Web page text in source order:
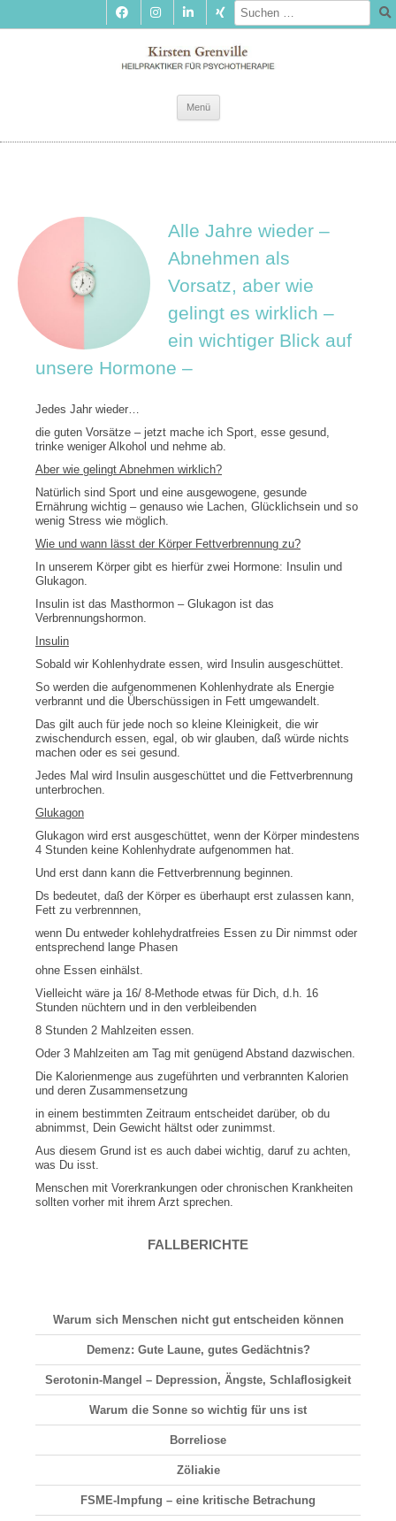
Menü
springen
Alle Jahre wieder –
Abnehmen als
Vorsatz, aber wie
gelingt es wirklich –
ein wichtiger Blick auf
unsere Hormone –
Jedes Jahr wieder…
die guten Vorsätze – jetzt mache ich Sport, esse gesund,
trinke weniger Alkohol und nehme ab.
Aber wie gelingt Abnehmen wirklich?
Natürlich sind Sport und eine ausgewogene, gesunde
Ernährung wichtig – genauso wie Lachen, Glücklichsein und so
wenig Stress wie möglich.
Wie und wann lässt der Körper Fettverbrennung zu?
In unserem Körper gibt es hierfür zwei Hormone: Insulin und
Glukagon.
Insulin ist das Masthormon – Glukagon ist das
Verbrennungshormon.
Insulin
Sobald wir Kohlenhydrate essen, wird Insulin ausgeschüttet.
So werden die aufgenommenen Kohlenhydrate als Energie
verbrannt und die Überschüssigen in Fett umgewandelt.
Das gilt auch für jede noch so kleine Kleinigkeit, die wir
zwischendurch essen, egal, ob wir glauben, daß würde nichts
machen oder es sei gesund.
Jedes Mal wird Insulin ausgeschüttet und die Fettverbrennung
unterbrochen.
Glukagon
Glukagon wird erst ausgeschüttet, wenn der Körper mindestens
4 Stunden keine Kohlenhydrate aufgenommen hat.
Und erst dann kann die Fettverbrennung beginnen.
Ds bedeutet, daß der Körper es überhaupt erst zulassen kann,
Fett zu verbrennnen,
wenn Du entweder kohlehydratfreies Essen zu Dir nimmst oder
entsprechend lange Phasen
ohne Essen einhälst.
Vielleicht wäre ja 16/ 8-Methode etwas für Dich, d.h. 16
Stunden nüchtern und in den verbleibenden
8 Stunden 2 Mahlzeiten essen.
Oder 3 Mahlzeiten am Tag mit genügend Abstand dazwischen.
Die Kalorienmenge aus zugeführten und verbrannten Kalorien
und deren Zusammensetzung
in einem bestimmten Zeitraum entscheidet darüber, ob du
abnimmst, Dein Gewicht hältst oder zunimmst.
Aus diesem Grund ist es auch dabei wichtig, daruf zu achten,
was Du isst.
Menschen mit Vorerkrankungen oder chronischen Krankheiten
sollten vorher mit ihrem Arzt sprechen.
FALLBERICHTE
Warum sich Menschen nicht gut entscheiden können
Demenz: Gute Laune, gutes Gedächtnis?
Serotonin-Mangel – Depression, Ängste, Schlaflosigkeit
Warum die Sonne so wichtig für uns ist
Borreliose
Zöliakie
FSME-Impfung – eine kritische Betrachung